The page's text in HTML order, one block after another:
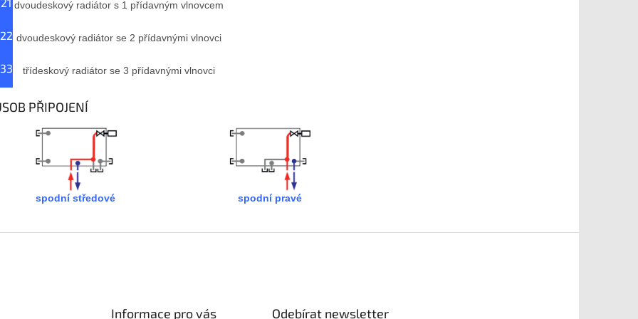
dvoudeskový radiátor s 1 přídavným vlnovcem
dvoudeskový radiátor se 2 přídavnými vlnovci
třídeskový radiátor se 3 přídavnými vlnovci
PŘIPOJENÍ
spodní středové spodní pravé
Informace pro vás Odebírat newsletter